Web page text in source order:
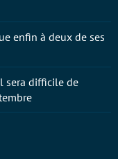
enfin à deux de ses
sera difficile de